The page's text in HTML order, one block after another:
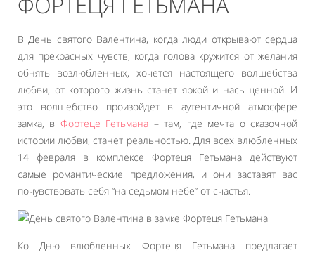
В День святого Валентина, когда люди открывают сердца
для прекрасных чувств, когда голова кружится от желания
обнять возлюбленных, хочется настоящего волшебства
любви, от которого жизнь станет яркой и насыщенной. И
это волшебство произойдет в аутентичной атмосфере
замка, в Фортеце Гетьмана – там, где мечта о сказочной
истории любви, станет реальностью. Для всех влюбленных
14 февраля в комплексе Фортеця Гетьмана действуют
самые романтические предложения, и они заставят вас
почувствовать себя “на седьмом небе” от счастья.
Ко Дню влюбленных Фортеця Гетьмана предлагает